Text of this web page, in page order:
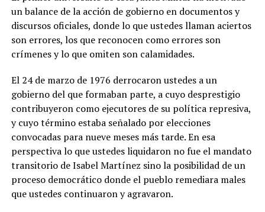
un balance de la acción de gobierno en documentos y
discursos oficiales, donde lo que ustedes llaman aciertos
son errores, los que reconocen como errores son
crímenes y lo que omiten son calamidades.
El 24 de marzo de 1976 derrocaron ustedes a un
gobierno del que formaban parte, a cuyo desprestigio
contribuyeron como ejecutores de su política represiva,
y cuyo término estaba señalado por elecciones
convocadas para nueve meses más tarde. En esa
perspectiva lo que ustedes liquidaron no fue el mandato
transitorio de Isabel Martínez sino la posibilidad de un
proceso democrático donde el pueblo remediara males
que ustedes continuaron y agravaron.